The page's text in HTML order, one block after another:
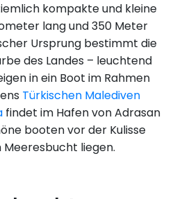
kompakte und kleine
lang und 350 Meter
Ursprung bestimmt die
des Landes – leuchtend
in ein Boot im Rahmen
Türkischen Malediven
findet im Hafen von Adrasan
booten vor der Kulisse
liegen.